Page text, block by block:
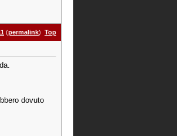
(permalink) Top
dovuto